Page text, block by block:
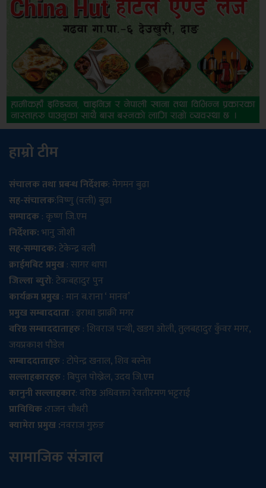
हाम्रो टीम
संचालक तथा प्रबन्ध निर्देशक: मेगमन बुढा
सह-संचालक:विष्णु (वली) बुढा
सम्पादक: कृष्ण जि.एम
निर्देशक:भानु जोशी
सह-सम्पादक:टेकेन्द्र वली
क्राईमबिट प्रमुख: सागर थापा
जिल्ला ब्युरो: टेकबहादुर पुन
कार्यक्रम प्रमुख: मान ब.राना ‘ मानव’
प्रमुख सम्बाददाता: इराधा झाक्री मगर
वरिष्ठ सम्बाददाताहरु: शिवराज पन्थी, खडग ओली, तुलबहादुर कुँवर मगर,
जयप्रकाश पौडेल
सम्बाददाताहरु: टोपेन्द्र खनाल, शिव बस्नेत
सल्लाहकारहरु: बिपुल पोख्रेल, उदय जि.एम
कानुनी सल्लाहकार: वरिष्ठ अधिवक्ता रेवतीरमण भट्टराई
प्राविधिक :राजन चौधरी
क्यामेरा प्रमुख :नवराज गुरुङ
सामाजिक संजाल